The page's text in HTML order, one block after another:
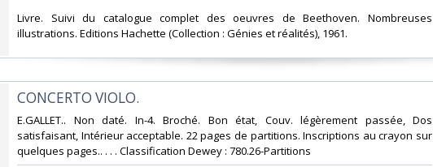
‎Livre. Suivi du catalogue complet des oeuvres de Beethoven. Nombreuses
illustrations. Editions Hachette (Collection : Génies et réalités), 1961.‎
‎CONCERTO VIOLO.‎
‎E.GALLET.. Non daté. In-4. Broché. Bon état, Couv. légèrement passée, Dos
satisfaisant, Intérieur acceptable. 22 pages de partitions. Inscriptions au crayon sur
quelques pages.. . . . Classification Dewey : 780.26-Partitions‎